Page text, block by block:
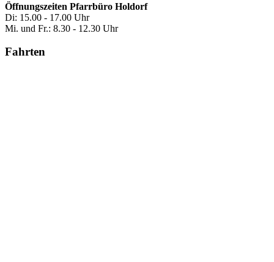
Öffnungszeiten Pfarrbüro Holdorf
Di: 15.00 - 17.00 Uhr
Mi. und Fr.: 8.30 - 12.30 Uhr
Fahrten